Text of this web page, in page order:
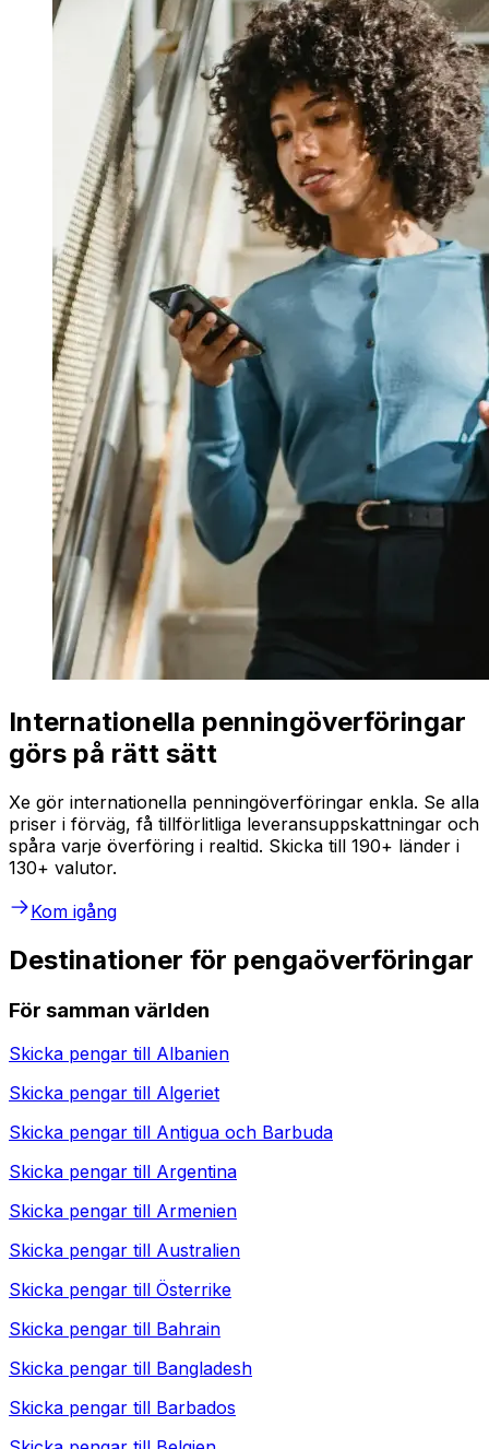
Internationella penningöverföringar
görs på rätt sätt
Xe gör internationella penningöverföringar enkla. Se alla
priser i förväg, få tillförlitliga leveransuppskattningar och
spåra varje överföring i realtid. Skicka till 190+ länder i
130+ valutor.
Kom igång
Destinationer för pengaöverföringar
För samman världen
Skicka pengar till Albanien
Skicka pengar till Algeriet
Skicka pengar till Antigua och Barbuda
Skicka pengar till Argentina
Skicka pengar till Armenien
Skicka pengar till Australien
Skicka pengar till Österrike
Skicka pengar till Bahrain
Skicka pengar till Bangladesh
Skicka pengar till Barbados